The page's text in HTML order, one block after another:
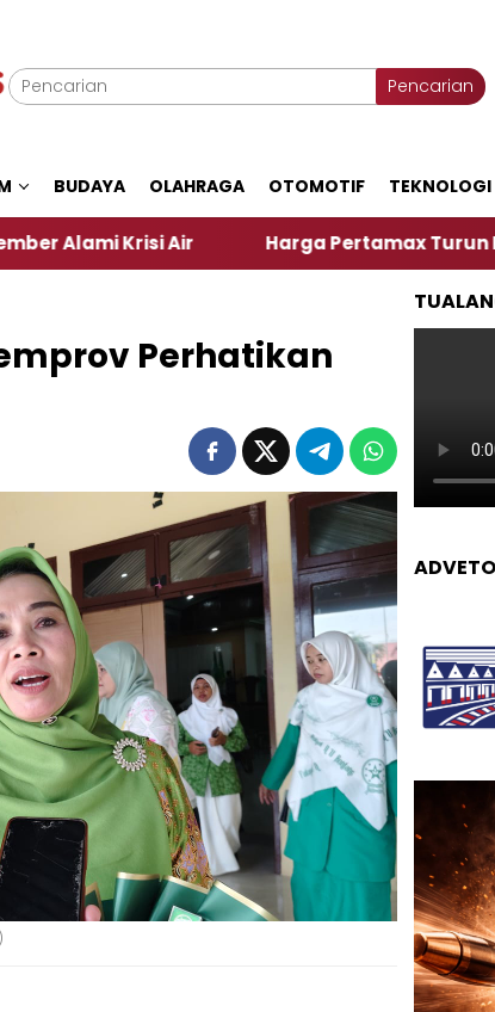
Pencarian
BUDAYA OLAHRAGA OTOMOTIF TEKNOLOGI
Air Harga Pertamax Turun Per Hari Ini,
Perhatikan